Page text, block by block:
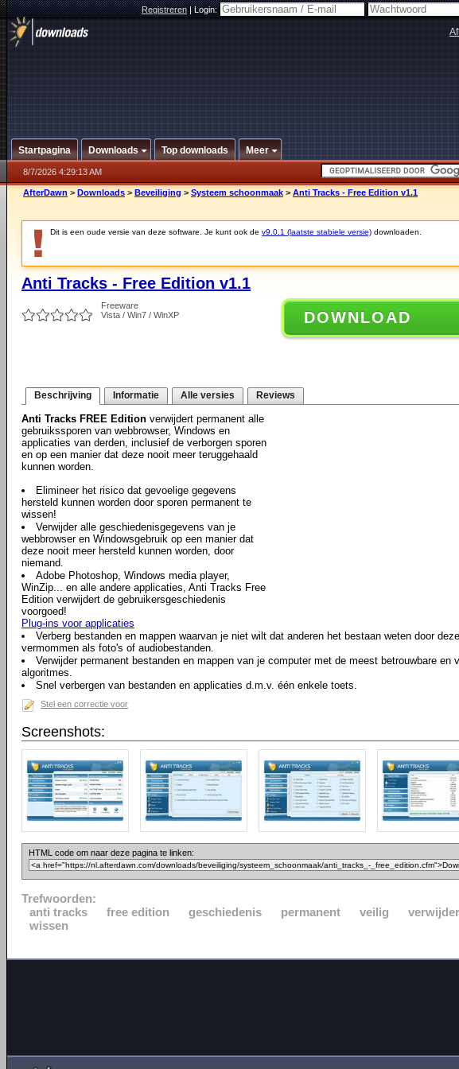
Registreren|Login:
Startpagina Downloads Top downloads Meer
8/7/2026 4:29:13 AM
AfterDawn > Downloads > Beveiliging > Systeem schoonmaak > Anti Tracks - Free Edition v1.1
Dit is een oude versie van deze software. Je kunt ook de v9.0.1 (laatste stabiele versie) downloaden.
Anti Tracks - Free Edition v1.1
Freeware
Vista / Win7 / WinXP
DOWNLOAD
Beschrijving Informatie Alle versies Reviews
Anti Tracks FREE Edition verwijdert permanent alle
gebruikssporen van webbrowser, Windows en
applicaties van derden, inclusief de verborgen sporen
en op een manier dat deze nooit meer teruggehaald
kunnen worden.
Elimineer het risico dat gevoelige gegevens
hersteld kunnen worden door sporen permanent te
wissen!
Verwijder alle geschiedenisgegevens van je
webbrowser en Windowsgebruik op een manier dat
deze nooit meer hersteld kunnen worden, door
niemand.
Adobe Photoshop, Windows media player,
WinZip... en alle andere applicaties, Anti Tracks Free
Edition verwijdert de gebruikersgeschiedenis
voorgoed!
Plug-ins voor applicaties
Verberg bestanden en mappen waarvan je niet wilt dat anderen het bestaan weten door
vermommen als foto's of audiobestanden.
Verwijder permanent bestanden en mappen van je computer met de meest betrouwbare en
algoritmes.
Snel verbergen van bestanden en applicaties d.m.v. één enkele toets.
Stel een correctie voor
Screenshots:
HTML code om naar deze pagina te linken:
Trefwoorden:
anti tracks
free edition geschiedenis permanent veilig
wissen